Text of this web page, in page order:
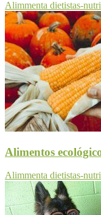
Alimmenta dietistas-
Alimentos
Alimmenta dietistas-